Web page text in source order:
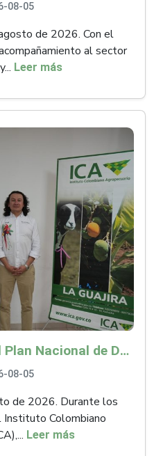
08-05
de 2026. Con el
al sector
Leer más
ICA superó la meta del Plan Nacional de Desarrollo y abrió 61 mercados internacionales
08-05
de 2026. Durante los
Colombiano
Leer más